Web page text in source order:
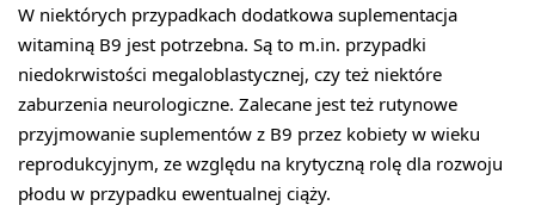
W niektórych przypadkach dodatkowa suplementacja
witaminą B9 jest potrzebna. Są to m.in. przypadki
niedokrwistości megaloblastycznej, czy też niektóre
zaburzenia neurologiczne. Zalecane jest też rutynowe
przyjmowanie suplementów z B9 przez kobiety w wieku
reprodukcyjnym, ze względu na krytyczną rolę dla rozwoju
płodu w przypadku ewentualnej ciąży.